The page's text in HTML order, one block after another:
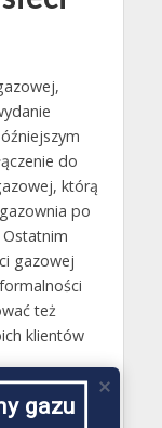
do
którą
po
gazowej
też
klientów
gazu